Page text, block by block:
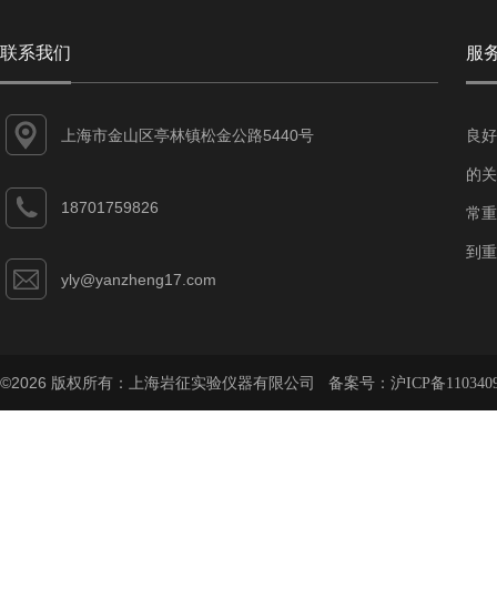
联系我们
上海市金山区亭林镇松金公路5440号
18701759826
yly@yanzheng17.com
服
良
的
常
到
©2026 版权所有：上海岩征实验仪器有限公司 备案号： 沪ICP备